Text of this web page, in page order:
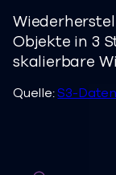
Objekte in 3
skalierbare
Quelle:S3-